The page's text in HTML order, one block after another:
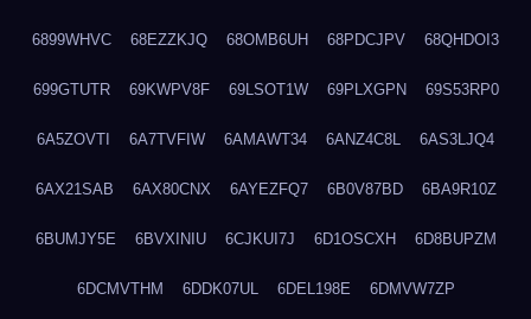
6899WHVC 68EZZKJQ 68OMB6UH 68PDCJPV 68QHDOI3
699GTUTR 69KWPV8F 69LSOT1W 69PLXGPN 69S53RP0
6A5ZOVTI 6A7TVFIW 6AMAWT34 6ANZ4C8L 6AS3LJQ4
6AX21SAB 6AX80CNX 6AYEZFQ7 6B0V87BD 6BA9R10Z
6BUMJY5E 6BVXINIU 6CJKUI7J 6D1OSCXH 6D8BUPZM
6DCMVTHM 6DDK07UL 6DEL198E 6DMVW7ZP